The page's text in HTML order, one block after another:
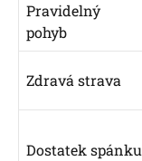
Pravidelný
pohyb
Zdravá strava
Dostatek spánku